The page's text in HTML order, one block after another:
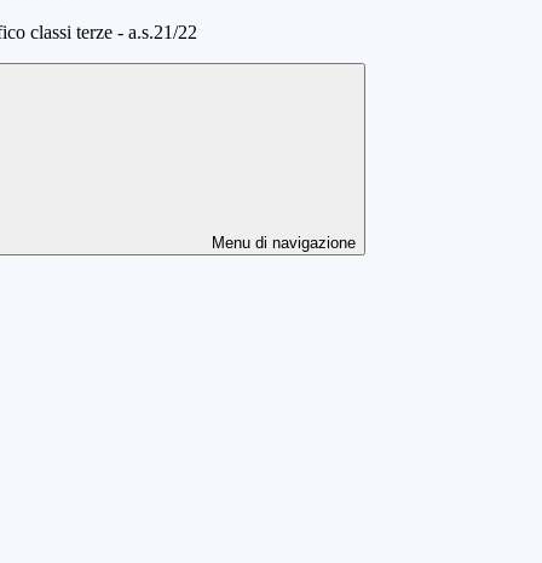
classi terze - a.s.21/22
Menu di navigazione